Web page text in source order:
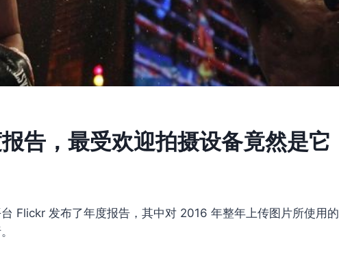
告，最受欢迎拍摄设备竟然是它
Flickr 发布了年度报告，其中对 2016 年整年上传图片所使用的